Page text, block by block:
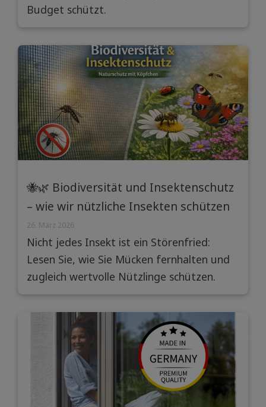
Budget schützt.
🐝🌿 Biodiversität und Insektenschutz
– wie wir nützliche Insekten schützen
können
26. März 2026
Nicht jedes Insekt ist ein Störenfried:
Lesen Sie, wie Sie Mücken fernhalten und
zugleich wertvolle Nützlinge schützen.